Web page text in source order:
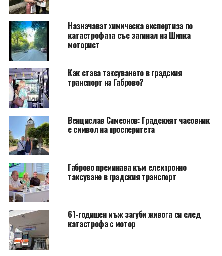
Назначават химическа експертиза по
катастрофата със загинал на Шипка
моторист
Как става таксуването в градския
транспорт на Габрово?
Венцислав Симеонов: Градският часовник
е символ на просперитета
Габрово преминава към електронно
таксуване в градския транспорт
61-годишен мъж загуби живота си след
катастрофа с мотор